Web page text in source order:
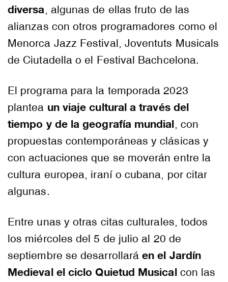
diversa, algunas de ellas fruto de las
alianzas con otros programadores como el
Menorca Jazz Festival, Joventuts Musicals
de Ciutadella o el Festival Bachcelona.
El programa para la temporada 2023
plantea un viaje cultural a través del
tiempo y de la geografía mundial, con
propuestas contemporáneas y clásicas y
con actuaciones que se moverán entre la
cultura europea, iraní o cubana, por citar
algunas.
Entre unas y otras citas culturales, todos
los miércoles del 5 de julio al 20 de
septiembre se desarrollaráen el Jardín
Medieval el ciclo Quietud Musicalcon las